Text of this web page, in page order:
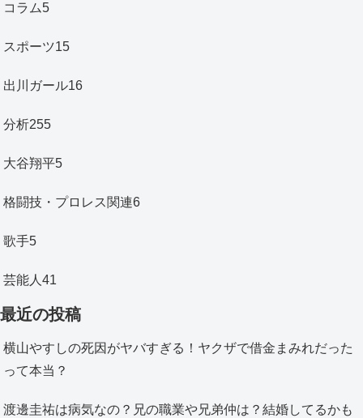
コラム5
スポーツ15
出川ガール16
分析255
大谷翔平5
格闘技・プロレス関連6
歌手5
芸能人 41
最近の投稿
横山やすしの死因がヤバすぎる！ヤクザで借金まみれだった
って本当？
渡邊圭祐は病気なの？兄の職業や兄弟仲は？結婚してるかも